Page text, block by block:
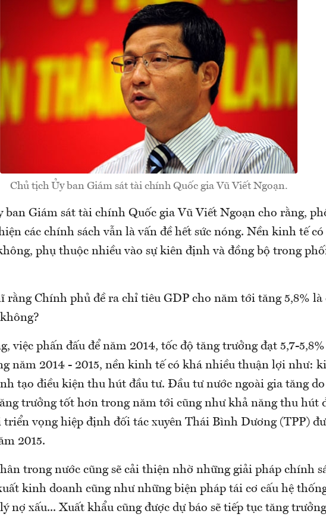
Chủ tịch Ủy ban Giám sát tài chính Quốc gia Vũ Viết Ngoạn.
ban Giám sát tài chính Quốc gia Vũ Viết Ngoạn cho rằng,
các chính sách vẫn là vấn đề hết sức nóng. Nền kinh tế có
phụ thuộc nhiều vào sự kiên định và đồng bộ trong
rằng Chính phủ đề ra chỉ tiêu GDP cho năm tới tăng 5,8% là
việc phấn đấu để năm 2014, tốc độ tăng trưởng đạt 5,7-
năm 2014 - 2015, nền kinh tế có khá nhiều thuận lợi như:
tạo điều kiện thu hút đầu tư. Đầu tư nước ngoài gia tăng
trưởng tốt hơn trong năm tới cũng như khả năng thu hút
triển vọng hiệp định đối tác xuyên Thái Bình Dương (TPP)
2015.
trong nước cũng sẽ cải thiện nhờ những giải pháp chính
kinh doanh cũng như những biện pháp tái cơ cấu hệ
nợ xấu... Xuất khẩu cũng được dự báo sẽ tiếp tục tăng